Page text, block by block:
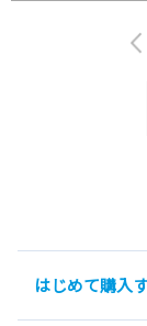
はじめて購入